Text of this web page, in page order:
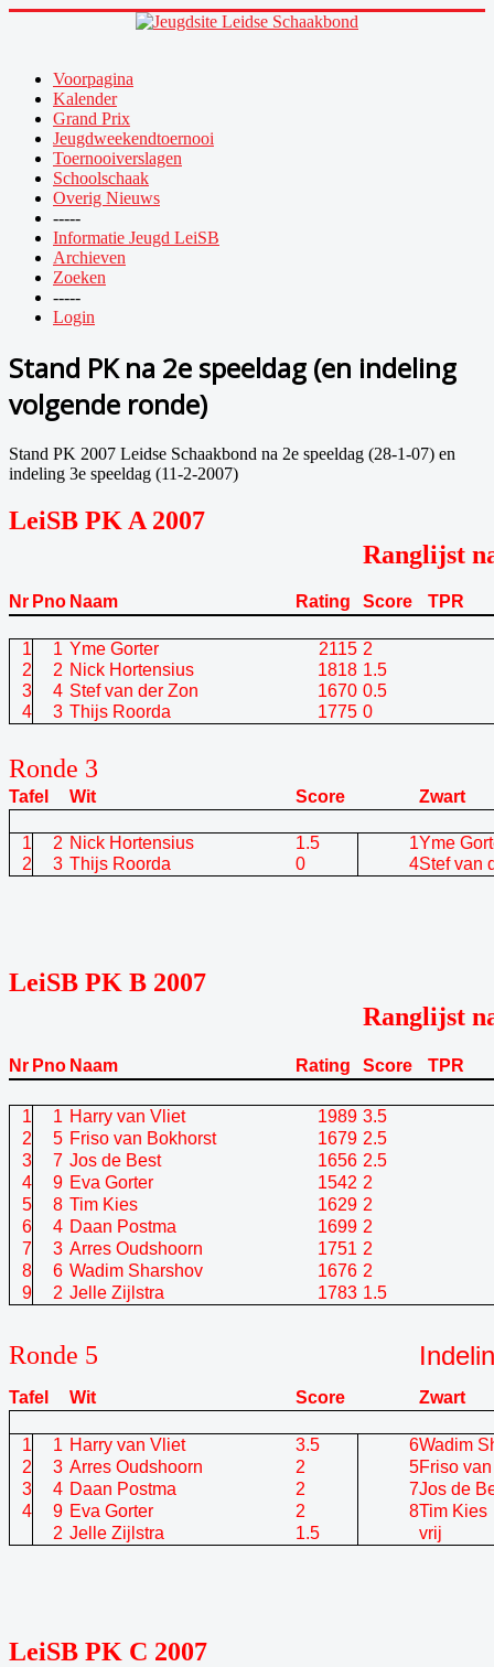
Voorpagina
Kalender
Grand Prix
Jeugdweekendtoernooi
Toernooiverslagen
Schoolschaak
Overig Nieuws
-----
Informatie Jeugd LeiSB
Archieven
Zoeken
-----
Login
Stand PK na 2e speeldag (en indeling
volgende ronde)
Stand PK 2007 Leidse Schaakbond na 2e speeldag (28-1-07) en
indeling 3e speeldag (11-2-2007)
LeiSB PK A 2007
Ranglijst
Nr Pno Naam Rating Score TPR
1 1 Yme Gorter 2115 2
2
2 Nick Hortensius 1818 1.5
3
4 Stef van der Zon 1670 0.5
4
3 Thijs Roorda 1775 0
Ronde 3
Tafel Wit Score Zwart
1 2 Nick Hortensius 1.5 1Yme
2
3 Thijs Roorda 0 4Stef van
LeiSB PK B 2007
Ranglijst
Nr Pno Naam Rating Score TPR
1 1 Harry van Vliet 1989 3.5
2
5 Friso van Bokhorst 1679 2.5
3
7 Jos de Best 1656 2.5
4
9 Eva Gorter 1542 2
5
8 Tim Kies 1629 2
6
4 Daan Postma 1699 2
7
3 Arres Oudshoorn 1751 2
8
6 Wadim Sharshov 1676 2
9
2 Jelle Zijlstra 1783 1.5
Ronde 5
Tafel Wit Score Zwart
1 1 Harry van Vliet 3.5 6Wadim
2
3 Arres Oudshoorn 2 5Friso
3
4 Daan Postma 2 7Jos de
4
9 Eva Gorter 2 8Tim Kies
2 Jelle Zijlstra 1.5 vrij
LeiSB PK C 2007